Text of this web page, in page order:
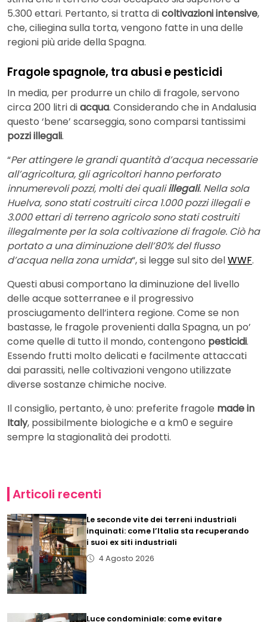
5.300 ettari. Pertanto, si tratta dicoltivazioni intensive,
che, ciliegina sulla torta, vengono fatte in una delle
regioni più aride della Spagna.
Fragole spagnole, tra abusi e pesticidi
In media, per produrre un chilo di fragole, servono
circa 200 litri diacqua. Considerando che in Andalusia
questo ‘bene’ scarseggia, sono comparsi tantissimi
pozzi illegali.
“Per attingere le grandi quantità d’acqua necessarie
all’agricoltura, gli agricoltori hanno perforato
innumerevoli pozzi, molti dei qualiillegali. Nella sola
Huelva, sono stati costruiti circa 1.000 pozzi illegali e
3.000 ettari di terreno agricolo sono stati costruiti
illegalmente per la sola coltivazione di fragole. Ciò ha
portato a una diminuzione dell’80% del flusso
d’acqua nella zona umida“, si legge sul sito delWWF.
Questi abusi comportano la diminuzione del livello
delle acque sotterranee e il progressivo
prosciugamento dell’intera regione. Come se non
bastasse, le fragole provenienti dalla Spagna, un po’
come quelle di tutto il mondo, contengono pesticidi.
Essendo frutti molto delicati e facilmente attaccati
dai parassiti, nelle coltivazioni vengono utilizzate
diverse sostanze chimiche nocive.
Il consiglio, pertanto, è uno: preferite fragole made in
Italy, possibilmente biologiche e a km0 e seguire
sempre la stagionalità dei prodotti.
Articoli recenti
Le seconde vite dei terreni industriali
inquinati: come l’Italia sta recuperando
i suoi ex siti industriali
4 Agosto 2026
Luce condominiale: come evitare